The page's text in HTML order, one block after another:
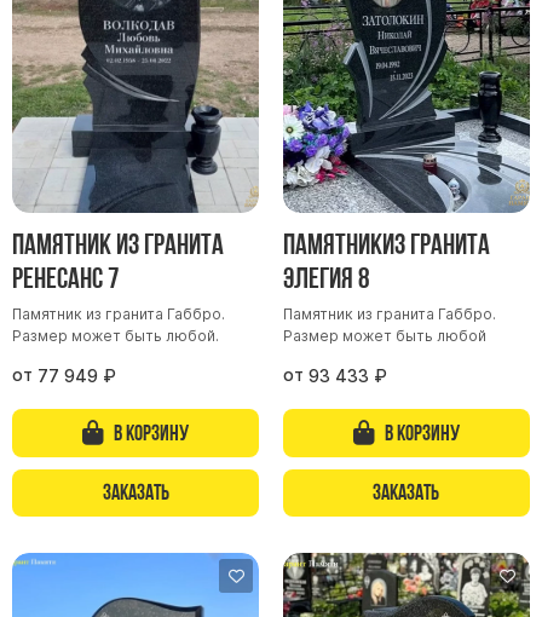
Памятники комбинированные
Памятники из цветного гранита
Памятники красные
Памятники красно-черные
Памятники коричневые
Памятники зеленые
Памятники из гранита Возрождение
Памятники из гранита Гранатовый Амфиболит
Памятники из гранита Сюскюянсаари
Памятники из гранита Балтик Грин
Памятники из гранита Покостовский
Памятники из гранита Лезниковский
Памятники из гранита Мансуровский
Памятники из гранита Масловский
Памятник из гранита
Ренесанс 7
Памятник из гранита Габбро.
Размер может быть любой.
от 77 949 ₽
В корзину
Заказать
Памятникиз гранита
Элегия 8
Памятник из гранита Габбро.
Размер может быть любой
от 93 433 ₽
В корзину
Заказать